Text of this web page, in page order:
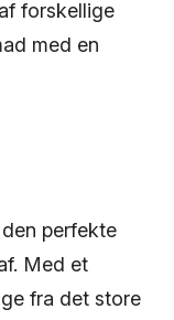
forskellige
med en
perfekte
Med et
fra det store